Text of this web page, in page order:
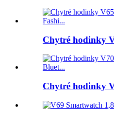
Chytré hodinky
Chytré hodinky